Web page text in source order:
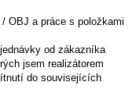
OBJ a práce s položkami
od zákazníka
jsem realizátorem
do souvisejících